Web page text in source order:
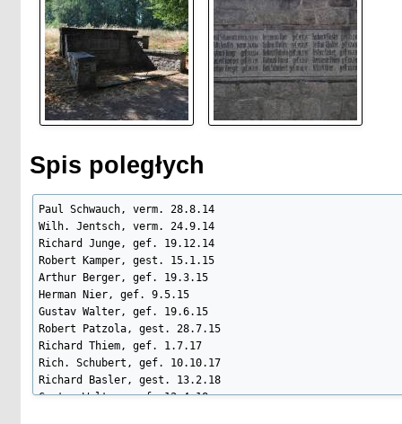
Spis poległych
Paul Schwauch, verm. 28.8.14
Wilh. Jentsch, verm. 24.9.14
Richard Junge, gef. 19.12.14
Robert Kamper, gest. 15.1.15
Arthur Berger, gef. 19.3.15
Herman Nier, gef. 9.5.15
Gustav Walter, gef. 19.6.15
Robert Patzola, gest. 28.7.15
Richard Thiem, gef. 1.7.17
Rich. Schubert, gef. 10.10.17
Richard Basler, gest. 13.2.18
Gustav Walter, gef. 12.4.18